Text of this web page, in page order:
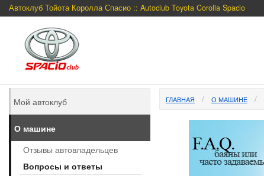
Автоклуб Тойота Королла Спасио :: Autoclub Toyota Corolla Spacio
ГЛАВНАЯ О МАШИНЕ
Мой автоклуб
О машине
Отзывы автовладельцев
Вопросы и ответы